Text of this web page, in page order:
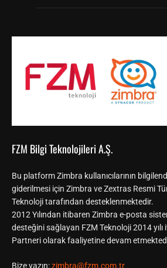
FZM Bilgi Teknolojileri A.Ş.
Bu platform Zimbra kullanıcılarının
giderilmesi için Zimbra ve Zextras Resmi
Teknoloji tarafından desteklenmektedir.
2012 Yılından itibaren Zimbra e-posta
desteğini sağlayan FZM Teknoloji 2014
Partneri olarak faaliyetine devam
Bize yazın:zimbra@fzm.com.tr